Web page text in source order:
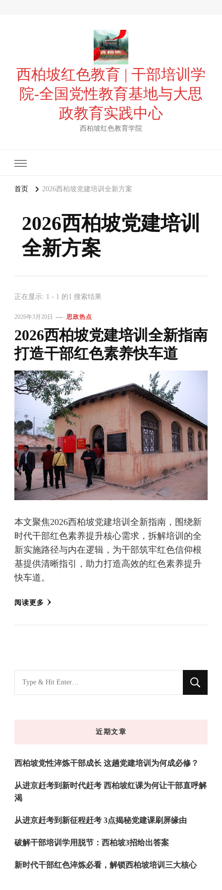
西柏坡红色教育 | 干部培训学
院-全国党性教育基地与大思
政教育实践中心
西柏坡红色教育学院
首页 2026西柏坡党建培训全新方案
2026西柏坡党建培训
全新方案
正在显示: 1 - 1 的1 搜索结果
2026年3月20日 思政热点
2026西柏坡党建培训全新指南
打造干部红色素养快车道
本文聚焦2026西柏坡党建培训全新指南，围绕新
时代干部红色素养提升核心需求，拆解培训的全
新实施路径与内在逻辑，为干部筑牢红色信仰根
基提供清晰指引，助力打造高效的红色素养提升
快车道。
阅读更多
什
近期文章
西柏坡党性淬炼干部成长 这趟党建培训为何成必修？
从进京赶考到新时代赶考 西柏坡红课为何让干部直呼解
渴
从进京赶考到新征程赶考 3点揭秘党建课刷屏缘由
破解干部培训学用脱节：西柏坡3招给出答案
新时代干部红色淬炼必看，解锁西柏坡培训三大核心